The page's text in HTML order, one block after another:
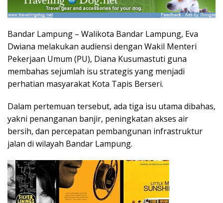
Bandar Lampung – Walikota Bandar Lampung, Eva
Dwiana melakukan audiensi dengan Wakil Menteri
Pekerjaan Umum (PU), Diana Kusumastuti guna
membahas sejumlah isu strategis yang menjadi
perhatian masyarakat Kota Tapis Berseri.
Dalam pertemuan tersebut, ada tiga isu utama dibahas,
yakni penanganan banjir, peningkatan akses air
bersih, dan percepatan pembangunan infrastruktur
jalan di wilayah Bandar Lampung.